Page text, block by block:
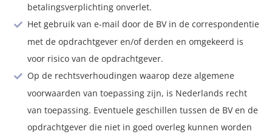
betalingsverplichting onverlet.
Het gebruik van e-mail door de BV in de correspondentie
met de opdrachtgever en/of derden en omgekeerd is
voor risico van de opdrachtgever.
Op de rechtsverhoudingen waarop deze algemene
voorwaarden van toepassing zijn, is Nederlands recht
van toepassing. Eventuele geschillen tussen de BV en de
opdrachtgever die niet in goed overleg kunnen worden